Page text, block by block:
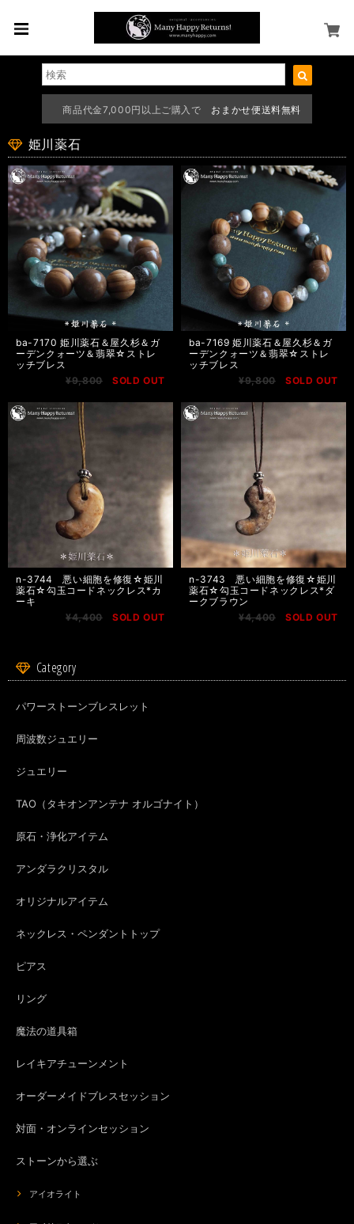
商品代金7,000円以上ご購入で おまかせ便送料無料
姫川薬石
ba-7170 姫川薬石＆屋久杉＆ガ
ーデンクォーツ＆翡翠☆ストレ
ッチブレス
¥9,800
SOLD OUT
ba-7169 姫川薬石＆屋久杉＆ガ
ーデンクォーツ＆翡翠☆ストレ
ッチブレス
¥9,800
SOLD OUT
n-3744 悪い細胞を修復☆姫川
薬石☆勾玉コードネックレス*カ
ーキ
¥4,400
SOLD OUT
n-3743 悪い細胞を修復☆姫川
薬石☆勾玉コードネックレス*ダ
ークブラウン
¥4,400
SOLD OUT
Category
パワーストーンブレスレット
周波数ジュエリー
ジュエリー
TAO（タキオンアンテナ オルゴナイト）
原石・浄化アイテム
アンダラクリスタル
オリジナルアイテム
ネックレス・ペンダントトップ
ピアス
リング
魔法の道具箱
レイキアチューンメント
オーダーメイドブレスセッション
対面・オンラインセッション
ストーンから選ぶ
アイオライト